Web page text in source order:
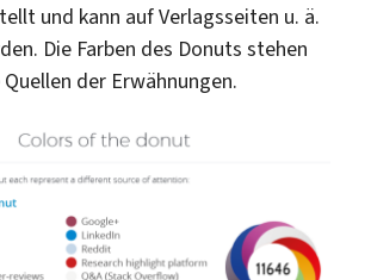
und kann auf Verlagsseiten u. ä.
Die Farben des Donuts stehen
der Erwähnungen.